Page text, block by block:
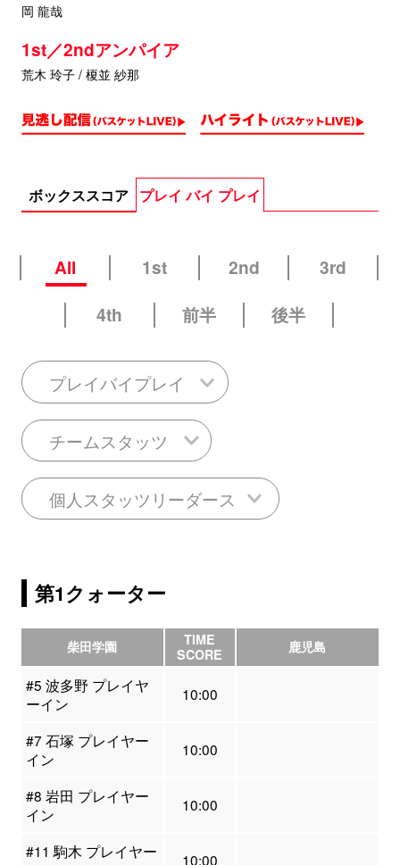
岡 龍哉
1st／2ndアンパイア
荒木 玲子 / 榎並 紗那
ボックススコア プレイ バイ プレイ
All 1st 2nd
3rd
4th
前半 後半
プレイバイプレイ
チームスタッツ
個人スタッツリーダース
第1クォーター
柴田学園
TIME
SCORE
鹿児島
#5 波多野 プレイヤ
ーイン
10:00
#7 石塚 プレイヤー
イン
10:00
#8 岩田 プレイヤー
イン
10:00
#11 駒木 プレイヤー
10:00